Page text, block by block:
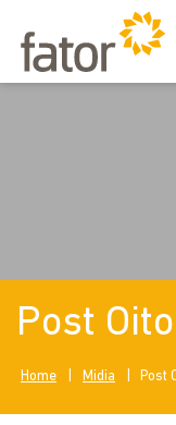
Post Oito
Home Midia Post